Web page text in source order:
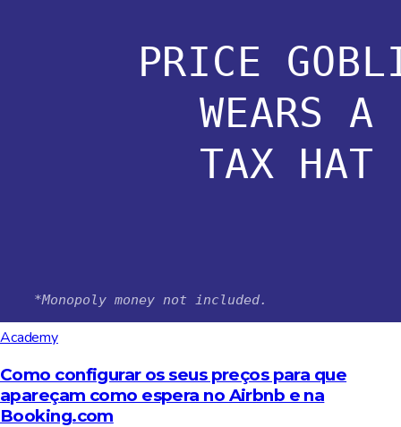
Academy
Como configurar os seus preços para que
apareçam como espera no Airbnb e na
Booking.com